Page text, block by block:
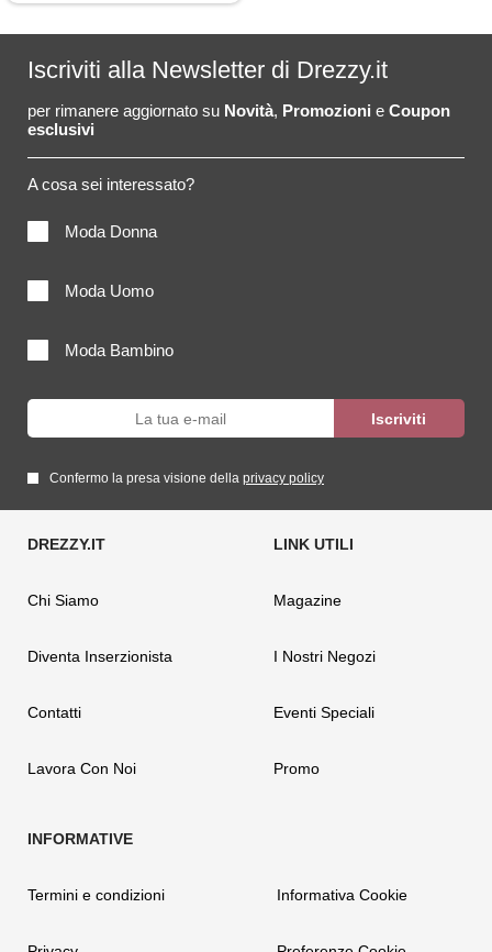
Iscriviti alla Newsletter di Drezzy.it
per rimanere aggiornato su Novità, Promozioni e Coupon
esclusivi
A cosa sei interessato?
Moda Donna
Moda Uomo
Moda Bambino
Confermo la presa visione della privacy policy
Chi Siamo
Diventa Inserzionista
Contatti
Lavora Con Noi
Magazine
I Nostri Negozi
Eventi Speciali
Promo
Termini e condizioni Informativa Cookie